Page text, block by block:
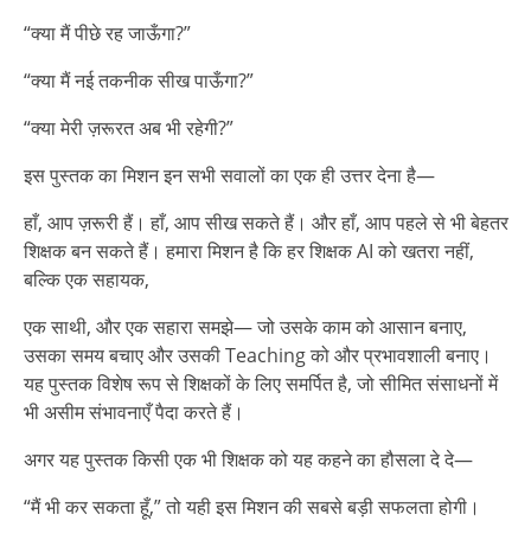
“क्या मैं पीछे रह जाऊँगा?”
“क्या मैं नई तकनीक सीख पाऊँगा?”
“क्या मेरी ज़रूरत अब भी रहेगी?”
इस पुस्तक का मिशन इन सभी सवालों का एक ही उत्तर देना है—
हाँ, आप ज़रूरी हैं। हाँ, आप सीख सकते हैं। और हाँ, आप पहले से भी बेहतर
शिक्षक बन सकते हैं। हमारा मिशन है कि हर शिक्षक AI को खतरा नहीं,
बल्कि एक सहायक,
एक साथी, और एक सहारा समझे— जो उसके काम को आसान बनाए,
उसका समय बचाए और उसकी Teaching को और प्रभावशाली बनाए।
यह पुस्तक विशेष रूप से शिक्षकों के लिए समर्पित है, जो सीमित संसाधनों में
भी असीम संभावनाएँ पैदा करते हैं।
अगर यह पुस्तक किसी एक भी शिक्षक को यह कहने का हौसला दे दे—
“मैं भी कर सकता हूँ,” तो यही इस मिशन की सबसे बड़ी सफलता होगी।